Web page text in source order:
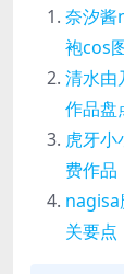
奈汐酱
袍cos
清水由
作品盘
虎牙
费作品
nagisa
关要点